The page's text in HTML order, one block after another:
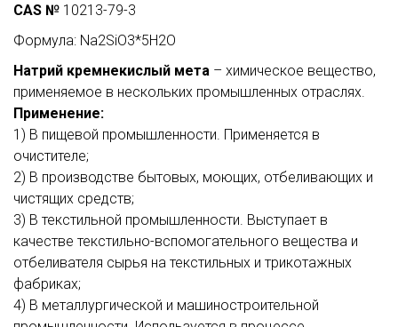
CAS № 10213-79-3
Формула: Na2SiO3*5H2O
Натрий кремнекислый мета – химическое вещество,
применяемое в нескольких промышленных отраслях.
Применение:
1) В пищевой промышленности. Применяется в
очистителе;
2) В производстве бытовых, моющих, отбеливающих и
чистящих средств;
3) В текстильной промышленности. Выступает в
качестве текстильно-вспомогательного вещества и
отбеливателя сырья на текстильных и трикотажных
фабриках;
4) В металлургической и машиностроительной